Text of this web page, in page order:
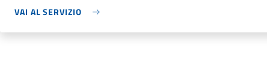
VAI AL SERVIZIO